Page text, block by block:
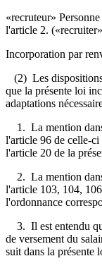
«recruteur»
l'article 2.
Incorporation par
(2) Les
que la présente loi
adaptations
1. La mention
l'article 96 de celle-ci
l'article 20 de la
2. La mention
l'article 103, 104,
l'ordonnance
3. Il est entendu
de versement du
suit dans la présente